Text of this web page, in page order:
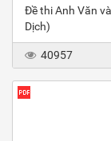
Đề thi Anh Văn
Dịch)
40957